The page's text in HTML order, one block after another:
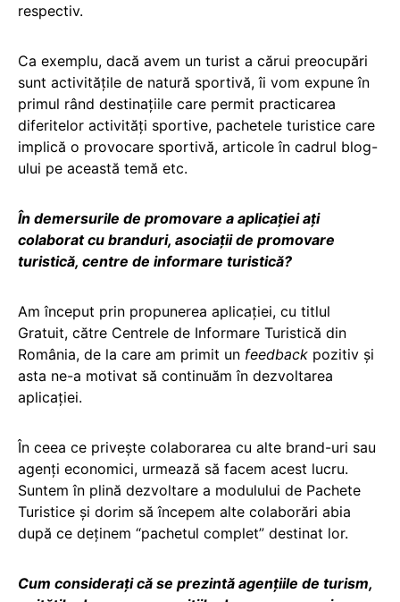
respectiv.
Ca exemplu, dacă avem un turist a cărui preocupări
sunt activitățile de natură sportivă, îi vom expune în
primul rând destinațiile care permit practicarea
diferitelor activități sportive, pachetele turistice care
implică o provocare sportivă, articole în cadrul blog-
ului pe această temă etc.
În demersurile de promovare a aplicației ați
colaborat cu branduri, asociații de promovare
turistică, centre de informare turistică?
Am început prin propunerea aplicației, cu titlul
Gratuit, către Centrele de Informare Turistică din
România, de la care am primit un feedback pozitiv și
asta ne-a motivat să continuăm în dezvoltarea
aplicației.
În ceea ce privește colaborarea cu alte brand-uri sau
agenți economici, urmează să facem acest lucru.
Suntem în plină dezvoltare a modulului de Pachete
Turistice și dorim să începem alte colaborări abia
după ce deținem “pachetul complet” destinat lor.
Cum considerați că se prezintă agențiile de turism,